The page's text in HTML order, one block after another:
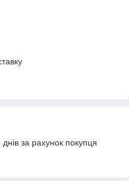
за рахунок покупця